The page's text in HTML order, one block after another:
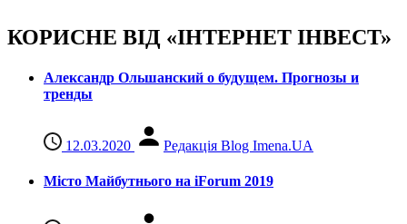
КОРИСНЕ ВІД «ІНТЕРНЕТ ІНВЕСТ»
Александр Ольшанский о будущем. Прогнозы и
тренды
12.03.2020 Редакція Blog Imena.UA
Місто Майбутнього на iForum 2019